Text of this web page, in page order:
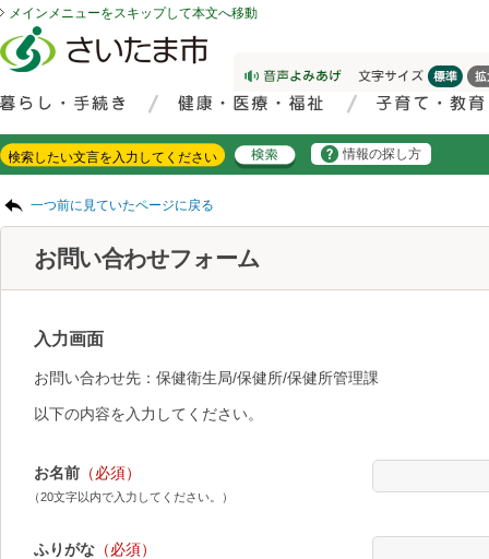
メインメニューをスキップして本文へ移動
情報の探し方
一つ前に見ていたページに戻る
お問い合わせフォーム
入力画面
お問い合わせ先：保健衛生局/保健所/保健所管理課
以下の内容を入力してください。
お名前 （必須）
（20文字以内で入力してください。）
ふりがな （必須）